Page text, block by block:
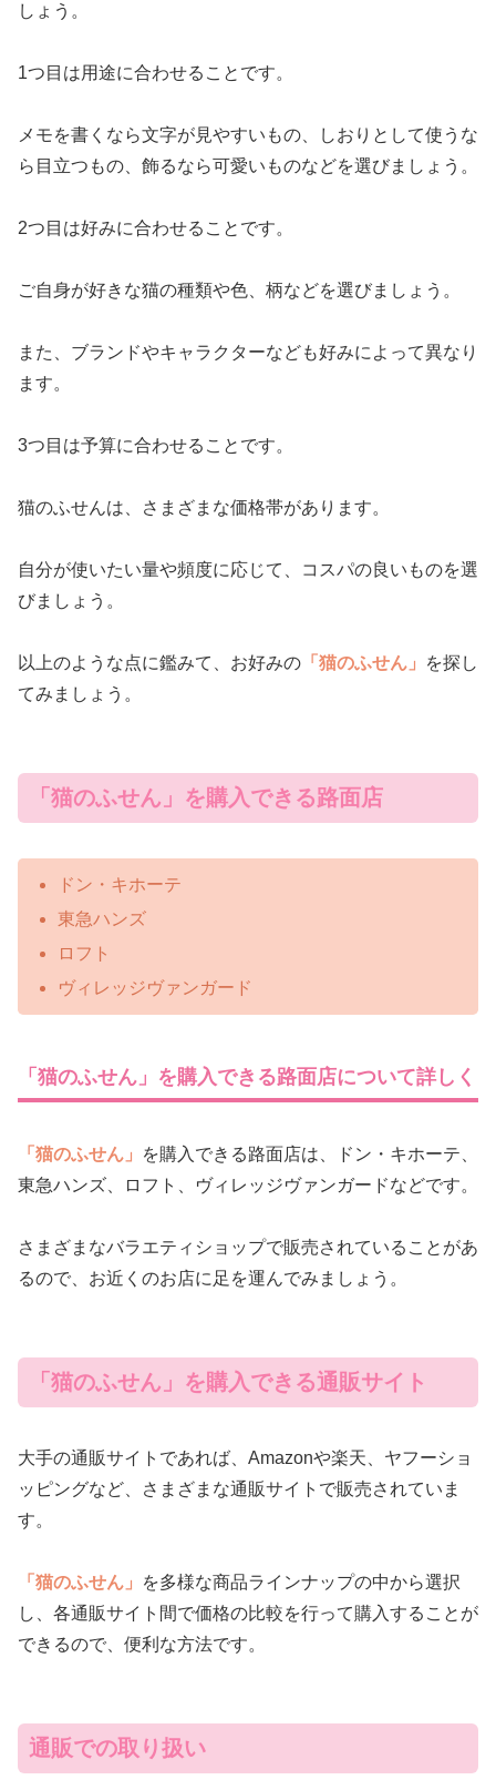
しょう。
1つ目は用途に合わせることです。
メモを書くなら文字が見やすいもの、しおりとして使うな
ら目立つもの、飾るなら可愛いものなどを選びましょう。
2つ目は好みに合わせることです。
ご自身が好きな猫の種類や色、柄などを選びましょう。
また、ブランドやキャラクターなども好みによって異なり
ます。
3つ目は予算に合わせることです。
猫のふせんは、さまざまな価格帯があります。
自分が使いたい量や頻度に応じて、コスパの良いものを選
びましょう。
以上のような点に鑑みて、お好みの 「猫のふせん」
を探し
てみましょう。
「猫のふせん」を購入できる路面店
ドン・キホーテ
東急ハンズ
ロフト
ヴィレッジヴァンガード
「猫のふせん」を購入できる路面店について詳しく
「猫のふせん」
を購入できる路面店は、ドン・キホーテ、
東急ハンズ、ロフト、ヴィレッジヴァンガードなどです。
さまざまなバラエティショップで販売されていることがあ
るので、お近くのお店に足を運んでみましょう。
「猫のふせん」を購入できる通販サイト
大手の通販サイトであれば、Amazonや楽天、ヤフーショ
ッピングなど、さまざまな通販サイトで販売されていま
す。
「猫のふせん」
を多様な商品ラインナップの中から選択
し、各通販サイト間で価格の比較を行って購入することが
できるので、便利な方法です。
通販での取り扱い